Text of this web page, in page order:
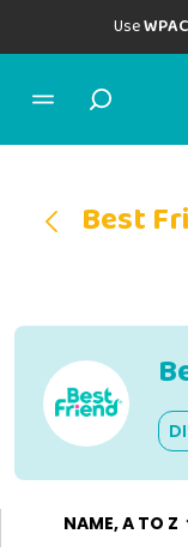
Use
Best
NAME, A TO Z